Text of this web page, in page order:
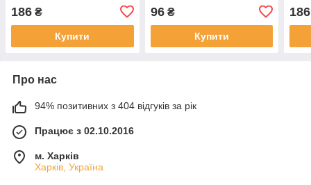
186 ₴
Купити
96₴
Купити
186
Про нас
94% позитивних з 404 відгуків за рік
Працює з 02.10.2016
м. Харків
Харків, Україна